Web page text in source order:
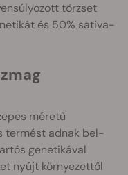
törzset
és 50% sativa-
méretű
termést adnak bel-
genetikával
nyújt környezettől